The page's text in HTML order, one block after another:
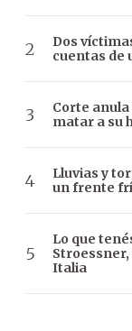
Dos
cuentas de
Corte anula
matar a su
Lluvias y
un frente
Lo que
Italia